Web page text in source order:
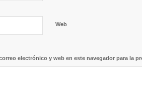
Web
electrónico y web en este navegador para la